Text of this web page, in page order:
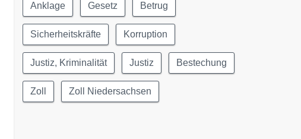
Anklage Gesetz Betrug
Sicherheitskräfte Korruption
Justiz, Kriminalität Justiz Bestechung
Zoll Zoll Niedersachsen